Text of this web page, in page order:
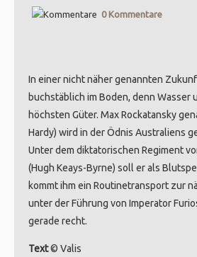
0 Kommentare
In einer nicht näher genannten
buchstäblich im Boden, denn Wasser
höchsten Güter. Max Rockatansky
Hardy) wird in der Ödnis Australiens
Unter dem diktatorischen Regiment
(Hugh Keays-Byrne) soll er als
kommt ihm ein Routinetransport zur
unter der Führung von Imperator
gerade recht.
Text© Valis